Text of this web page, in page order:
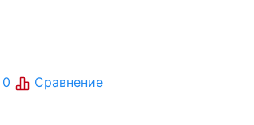
0 Сравнение